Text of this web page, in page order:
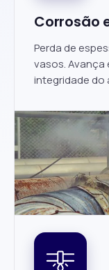
Corrosão
Perda de
vasos.
integridade do